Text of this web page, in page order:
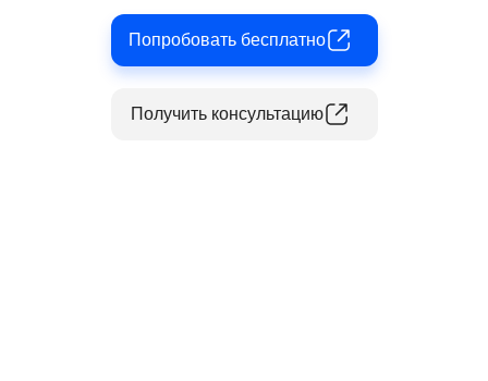
Попробовать бесплатно
Получить консультацию